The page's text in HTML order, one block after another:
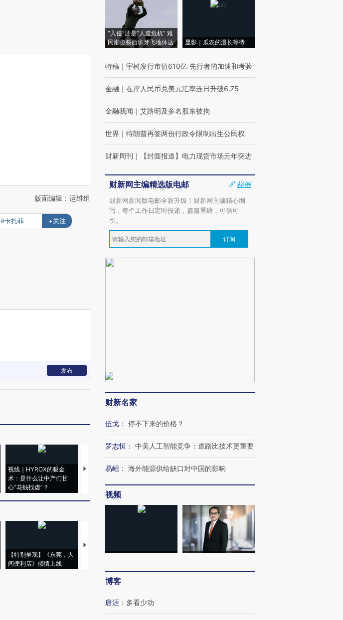
版面编辑：运维组
#卡扎菲 +关注
发布
视线｜HYROX的吸金
术：是什么让中产们甘
心“花钱找虐”？
马航飞行员跨国走私7万
视线｜被称为“蟑螂”的印
育部长拱下台
飞地休达
【特别呈现】《东莞，人
间便利店》倾情上线
【推广】走进第四届链博
会，让数智科技“链”接产
【特别呈现】寻找100种
【商旅对话】华住集团
CFO：不靠规模取胜，华
“入侵”还是“人道危机” 难
民潮撕裂西班牙飞地休达
显影｜瓜农的漫长等待
特稿 ｜ 宇树发行市值610亿 先行者的加速和考验
金融 ｜ 在岸人民币兑美元汇率连日升破6.75
金融我闻 ｜ 艾路明及多名股东被拘
世界 ｜ 特朗普再签两份行政令限制出生公民权
财新周刊 ｜ 【封面报道】电力现货市场元年突进
财新网主编精选版电邮
样例
财新网新闻版电邮全新升级！财新网主编精心编
写，每个工作日定时投递，篇篇重磅，可信可
引。
订阅
财新名家
伍戈 ： 停不下来的价格？
罗志恒 ： 中美人工智能竞争：道路比技术更重要
易峘 ： 海外能源供给缺口对中国的影响
视频
博客
唐涯 ： 多看少动